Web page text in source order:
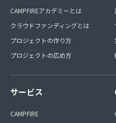
CAMPFIREアカデミーとは
クラウドファンディングとは
プロジェクトの作り方
プロジェクトの広め方
サービス
CAMPFIRE